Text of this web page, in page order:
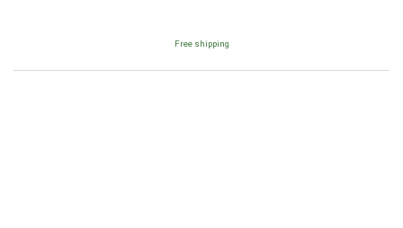
Free shipping